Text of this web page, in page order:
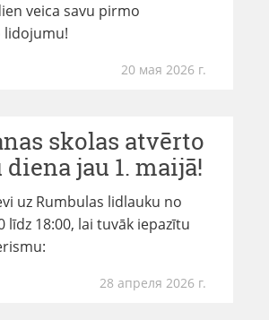
veica savu pirmo
lidojumu!
20 мая 2026 г.
skolas atvērto
jau 1. maijā!
uz Rumbulas lidlauku no
līdz 18:00, lai tuvāk iepazītu
28 апреля 2026 г.